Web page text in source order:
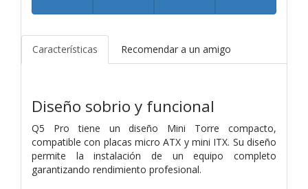
Características Recomendar a un amigo
Diseño sobrio y funcional
Q5 Pro tiene un diseño Mini Torre compacto,
compatible con placas micro ATX y mini ITX. Su diseño
permite la instalación de un equipo completo
garantizando rendimiento profesional.